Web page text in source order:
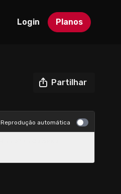
Login Planos
Partilhar
Reprodução automática